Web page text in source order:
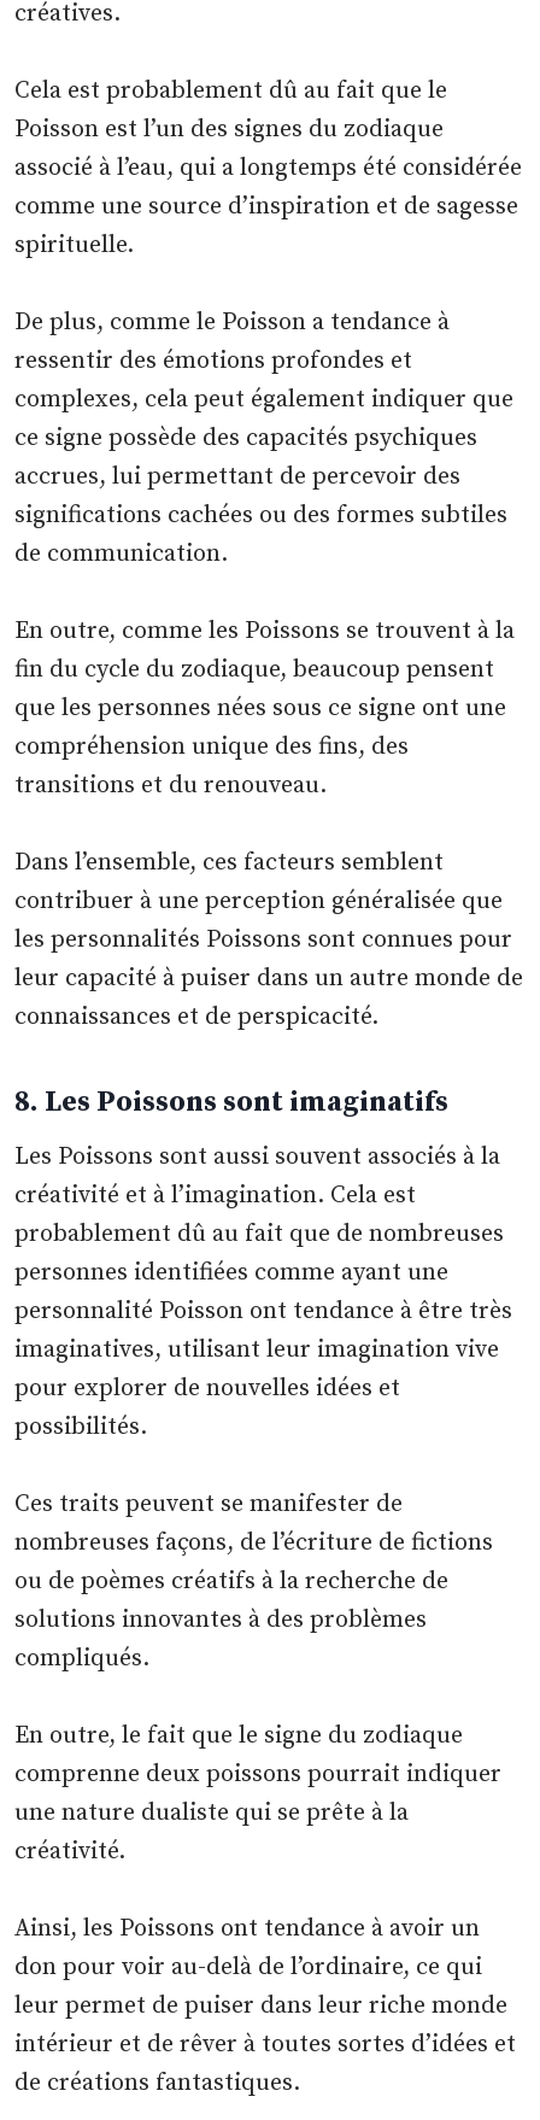
créatives.
Cela est probablement dû au fait que le
Poisson est l’un des signes du zodiaque
associé à l’eau, qui a longtemps été considérée
comme une source d’inspiration et de sagesse
spirituelle.
De plus, comme le Poisson a tendance à
ressentir des émotions profondes et
complexes, cela peut également indiquer que
ce signe possède des capacités psychiques
accrues, lui permettant de percevoir des
significations cachées ou des formes subtiles
de communication.
En outre, comme les Poissons se trouvent à la
fin du cycle du zodiaque, beaucoup pensent
que les personnes nées sous ce signe ont une
compréhension unique des fins, des
transitions et du renouveau.
Dans l’ensemble, ces facteurs semblent
contribuer à une perception généralisée que
les personnalités Poissons sont connues pour
leur capacité à puiser dans un autre monde de
connaissances et de perspicacité.
8. Les Poissons sont imaginatifs
Les Poissons sont aussi souvent associés à la
créativité et à l’imagination. Cela est
probablement dû au fait que de nombreuses
personnes identifiées comme ayant une
personnalité Poisson ont tendance à être très
imaginatives, utilisant leur imagination vive
pour explorer de nouvelles idées et
possibilités.
Ces traits peuvent se manifester de
nombreuses façons, de l’écriture de fictions
ou de poèmes créatifs à la recherche de
solutions innovantes à des problèmes
compliqués.
En outre, le fait que le signe du zodiaque
comprenne deux poissons pourrait indiquer
une nature dualiste qui se prête à la
créativité.
Ainsi, les Poissons ont tendance à avoir un
don pour voir au-delà de l’ordinaire, ce qui
leur permet de puiser dans leur riche monde
intérieur et de rêver à toutes sortes d’idées et
de créations fantastiques.